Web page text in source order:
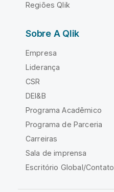
Regiões Qlik
Sobre A Qlik
Empresa
Liderança
CSR
DEI&B
Programa Acadêmico
Programa de Parceria
Carreiras
Sala de imprensa
Escritório Global/Contato